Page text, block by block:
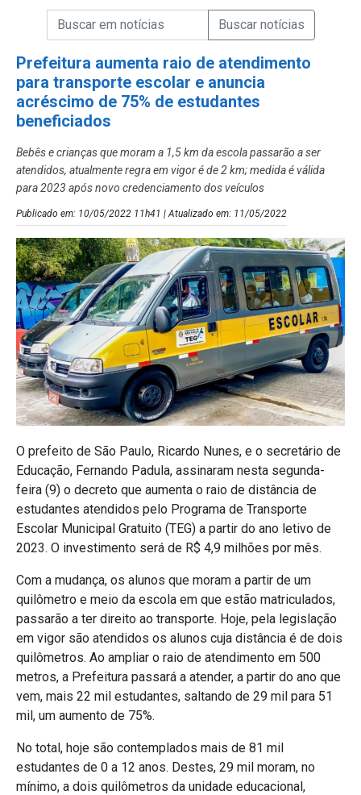
Campo de Busca de Notícias
Campo de Busca de informaçõesEnviar a Busca de Notícias
Prefeitura aumenta raio de atendimento
para transporte escolar e anuncia
acréscimo de 75% de estudantes
beneficiados
Bebês e crianças que moram a 1,5 km da escola passarão a ser
atendidos, atualmente regra em vigor é de 2 km; medida é válida
para 2023 após novo credenciamento dos veículos
Publicado em: 10/05/2022 11h41 | Atualizado em: 11/05/2022
O prefeito de São Paulo, Ricardo Nunes, e o secretário de
Educação, Fernando Padula, assinaram nesta segunda-
feira (9) o decreto que aumenta o raio de distância de
estudantes atendidos pelo Programa de Transporte
Escolar Municipal Gratuito (TEG) a partir do ano letivo de
2023. O investimento será de R$ 4,9 milhões por mês.
Com a mudança, os alunos que moram a partir de um
quilômetro e meio da escola em que estão matriculados,
passarão a ter direito ao transporte. Hoje, pela legislação
em vigor são atendidos os alunos cuja distância é de dois
quilômetros. Ao ampliar o raio de atendimento em 500
metros, a Prefeitura passará a atender, a partir do ano que
vem, mais 22 mil estudantes, saltando de 29 mil para 51
mil, um aumento de 75%.
No total, hoje são contemplados mais de 81 mil
estudantes de 0 a 12 anos. Destes, 29 mil moram, no
mínimo, a dois quilômetros da unidade educacional,